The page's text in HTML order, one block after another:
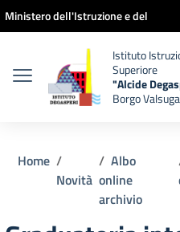
Vai ai contenuti
Vai al menu di navigazione
Vai al footer
Ministero dell'Istruzione e del
Istituto
Superiore
"Alcide
Borgo
Home
Novità
Albo
online
archivio